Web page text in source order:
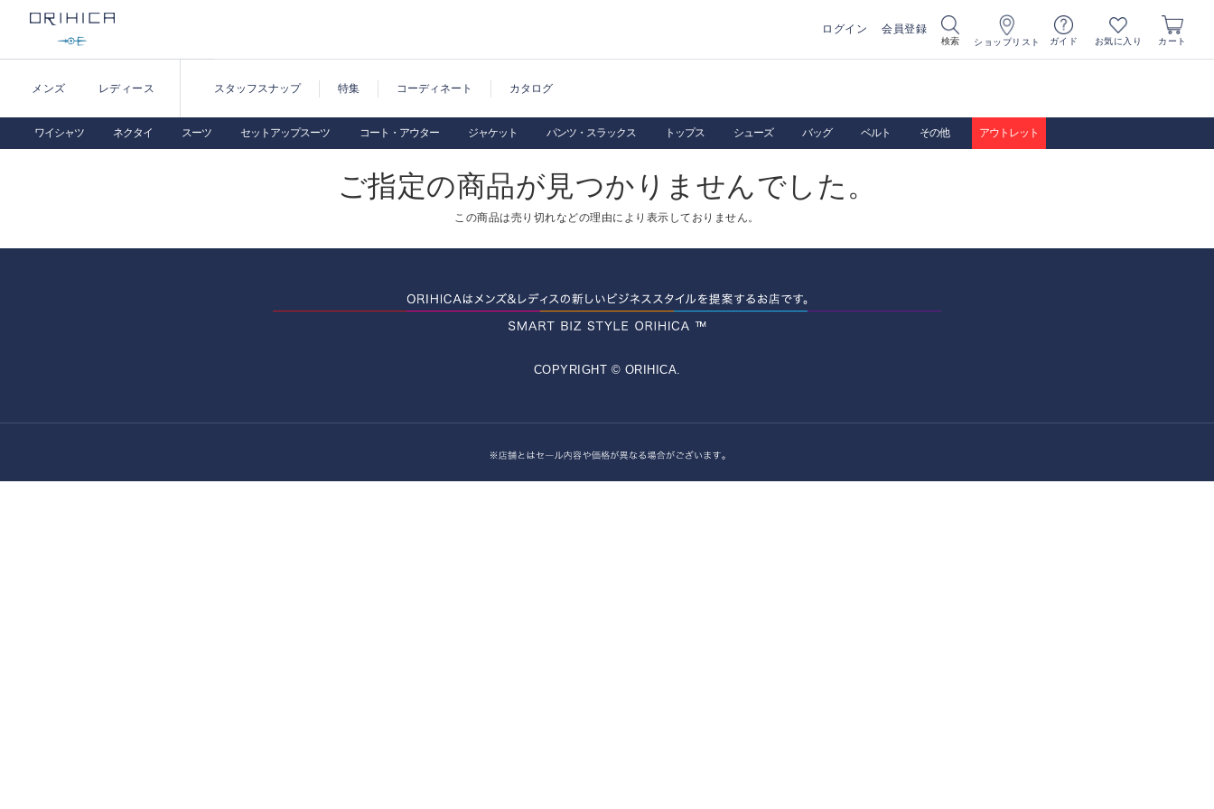
ログイン 会員登録
検索 ショップリスト ガイド お気に入り カート
メンズ レディース スタッフスナップ 特集 コーディネート カタログ
ワイシャツ ネクタイ スーツ セットアップスーツ コート・アウター ジャケット パンツ・スラックス トップス シューズ バッグ ベルト その他 アウトレット
ご指定の商品が見つかりませんでした。
この商品は売り切れなどの理由により表示しておりません。
COPYRIGHT © ORIHICA.